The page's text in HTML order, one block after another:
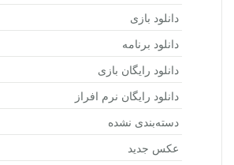
دانلود بازی
دانلود برنامه
دانلود رایگان بازی
دانلود رایگان نرم افراز
دسته‌بندی نشده
عکس جدید